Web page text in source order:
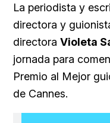
La periodista y
directora y
directora Violeta
jornada para
Premio al Mejor
de Cannes.